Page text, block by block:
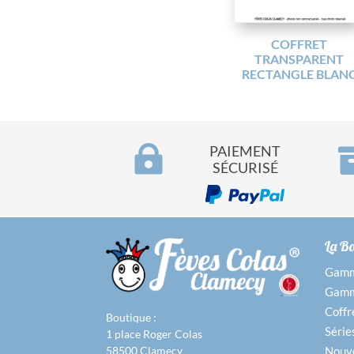
COFFRET
TRANSPARENT
RECTANGLE

PAIEMENT
SÉCURISÉ
Boutique :
1 place Roger Colas
58500 Clamecy
La